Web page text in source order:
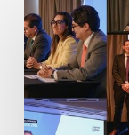
ordinaria
de
socios